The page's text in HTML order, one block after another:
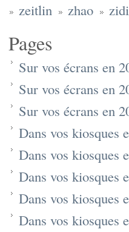
zeitlin
zhao zidi
Pages
Sur vos écrans en
Sur vos écrans en
Sur vos écrans en
Dans vos kiosques
Dans vos kiosques
Dans vos kiosques
Dans vos kiosques
Dans vos kiosques